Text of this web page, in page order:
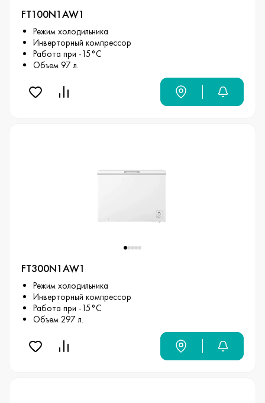
FT100N1AW1
Режим холодильника
Инверторный компрессор
Работа при -15°С
Объем 97 л.
FT300N1AW1
Режим холодильника
Инверторный компрессор
Работа при -15°С
Объем 297 л.